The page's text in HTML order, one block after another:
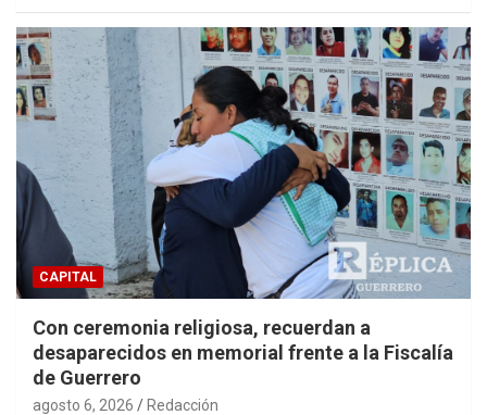
CAPITAL
Con ceremonia religiosa, recuerdan a
desaparecidos en memorial frente a la Fiscalía
de Guerrero
agosto 6, 2026 Redacción